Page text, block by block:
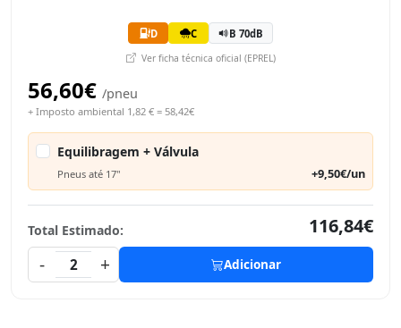
D C B 70dB
Ver ficha técnica oficial (EPREL)
56,60€ /pneu
+ Imposto ambiental 1,82 € = 58,42€
Equilibragem + Válvula
Pneus até 17" +9,50€/un
Total Estimado:
116,84€
-
2 + Adicionar